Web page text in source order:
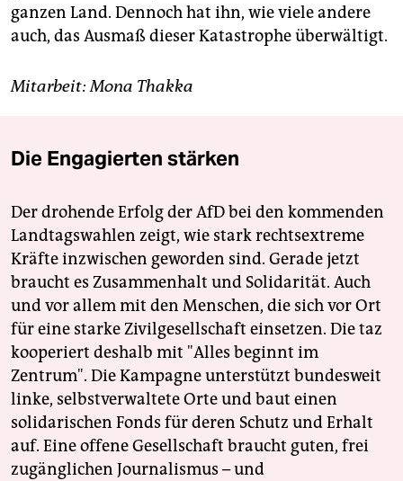
ganzen Land. Dennoch hat ihn, wie viele andere
auch, das Ausmaß dieser Katastrophe überwältigt.
Mitarbeit: Mona Thakka
Die Engagierten stärken
Der drohende Erfolg der AfD bei den kommenden
Landtagswahlen zeigt, wie stark rechtsextreme
Kräfte inzwischen geworden sind. Gerade jetzt
braucht es Zusammenhalt und Solidarität. Auch
und vor allem mit den Menschen, die sich vor Ort
für eine starke Zivilgesellschaft einsetzen. Die taz
kooperiert deshalb mit "Alles beginnt im
Zentrum". Die Kampagne unterstützt bundesweit
linke, selbstverwaltete Orte und baut einen
solidarischen Fonds für deren Schutz und Erhalt
auf. Eine offene Gesellschaft braucht guten, frei
zugänglichen Journalismus – und